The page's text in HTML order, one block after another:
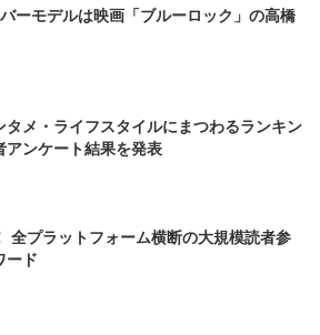
ーモデルは映画「ブルーロック」の高橋
タメ・ライフスタイルにまつわるランキン
アンケート結果を発表
全プラットフォーム横断の大規模読者参
ード